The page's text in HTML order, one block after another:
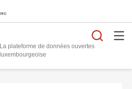
La plateforme de données ouvertes